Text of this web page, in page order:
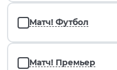
Матч! Футбол
Матч! Премьер